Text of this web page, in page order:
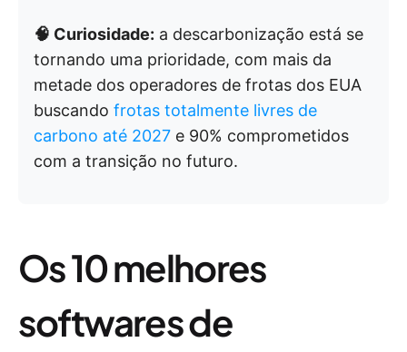
🧠 Curiosidade: a descarbonização está se
tornando uma prioridade, com mais da
metade dos operadores de frotas dos EUA
buscando frotas totalmente livres de
carbono até 2027 e 90% comprometidos
com a transição no futuro.
Os 10 melhores
softwares de